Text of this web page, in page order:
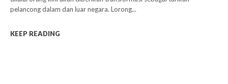
pelancong dalam dan luar negara. Lorong...
KEEP READING